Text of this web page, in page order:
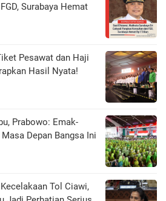
Surabaya Hemat
Pesawat dan Haji
Hasil Nyata!
Prabowo: Emak-
Depan Bangsa Ini
Tol Ciawi,